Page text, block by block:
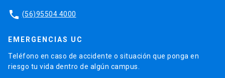
phone (56)95504 4000
EMERGENCIAS UC
Teléfono en caso de accidente o situación que ponga en
riesgo tu vida dentro de algún campus.